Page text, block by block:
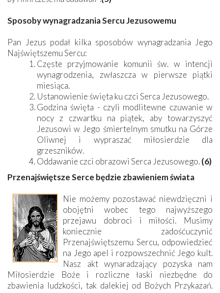
Sposoby wynagradzania Sercu Jezusowemu
Pan Jezus podał kilka sposobów wynagradzania Jego
Najświętszemu Sercu:
Częste przyjmowanie komunii św. w intencji
wynagrodzenia, zwłaszcza w pierwsze piątki
miesiąca.
Ustanowienie święta ku czci Serca Jezusowego.
Godzina święta - czyli modlitewne czuwanie w
nocy z czwartku na piątek, aby towarzyszyć
Jezusowi w Jego śmiertelnym smutku na Górze
Oliwnej i wypraszać miłosierdzie dla
grzeszników.
Oddawanie czci obrazowi Serca Jezusowego.(6)
Przenajświętsze Serce będzie zbawieniem świata
Nie możemy pozostawać niewdzięczni i
obojętni wobec tego najwyższego
przejawu dobroci i miłości. Musimy
koniecznie zadośćuczynić
Przenajświętszemu Sercu, odpowiedzieć
na Jego apel i rozpowszechnić Jego kult.
Nasz akt wynaradzający pozyska nam
Miłosierdzie Boże i rozliczne łaski niezbędne do
zbawienia ludzkości, tak dalekiej od Bożych Przykazań.